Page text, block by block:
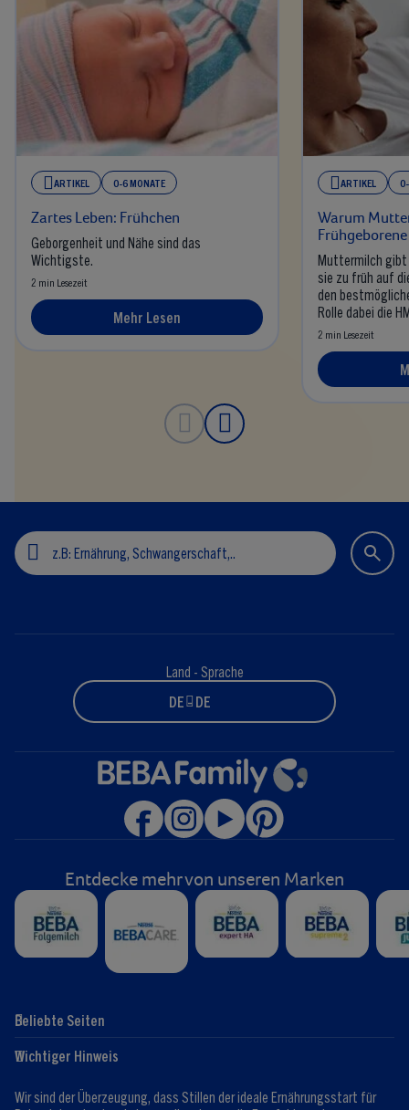
ARTIKEL 0-6 MONATE
Zartes Leben: Frühchen
Geborgenheit und Nähe sind das
Wichtigste.
2 min Lesezeit
Mehr Lesen
ARTIKEL
Warum
Muttermilch gibt
sie zu früh auf
den
Rolle dabei die
2 min Lesezeit
Land - Sprache
DE - DE
Entdecke mehr von unseren Marken
Beliebte Seiten
Hilfe
Expert:innen
Kontaktformular
Club-Info
Wichtiger Hinweis
Wir sind der Überzeugung, dass Stillen der ideale Ernährungsstart für